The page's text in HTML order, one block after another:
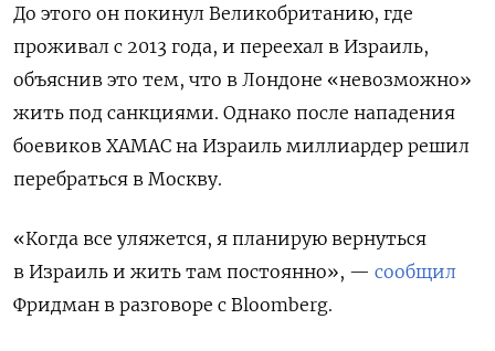
До этого он покинул Великобританию, где
проживал с 2013 года, и переехал в Израиль,
объяснив это тем, что в Лондоне «невозможно»
жить под санкциями. Однако после нападения
боевиков ХАМАС на Израиль миллиардер решил
перебраться в Москву.
«Когда все уляжется, я планирую вернуться
в Израиль и жить там постоянно», — сообщил
Фридман в разговоре с Bloomberg.